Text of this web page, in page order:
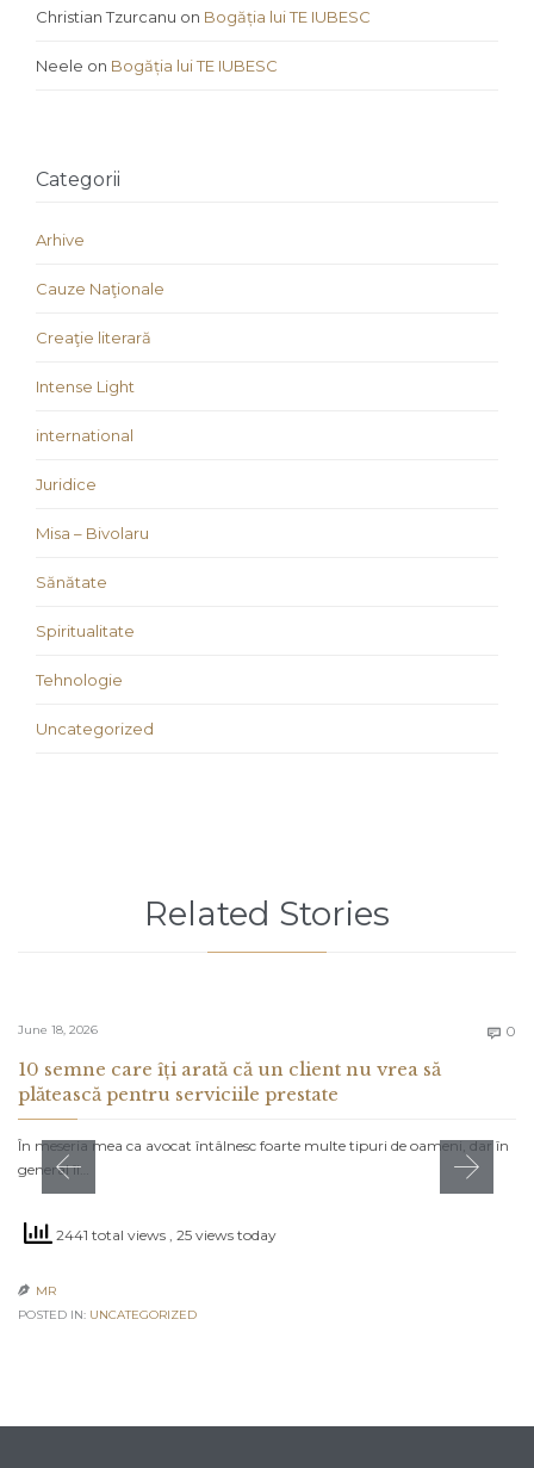
Christian Tzurcanu on Bogăția lui TE IUBESC
Neele on Bogăția lui TE IUBESC
Categorii
Arhive
Cauze Naţionale
Creaţie literară
Intense Light
international
Juridice
Misa – Bivolaru
Sănătate
Spiritualitate
Tehnologie
Uncategorized
Related Stories
June 18, 2026  0
10 semne care îți arată că un client nu vrea să
plătească pentru serviciile prestate
În meseria mea ca avocat întâlnesc foarte multe tipuri de oameni, dar în
general îi…
2441 total views , 25 views today
 MR
POSTED IN: UNCATEGORIZED